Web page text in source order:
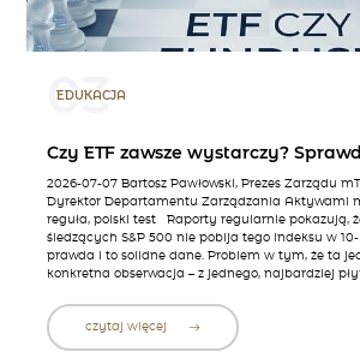
03
EDUKACJA
Czy ETF zawsze wystarczy?
2026-07-07 Bartosz Pawłowski, Prezes Zarządu
Dyrektor Departamentu Zarządzania Aktywami
reguła, polski test Raporty regularnie pokazują,
śledzących S&P 500 nie pobija tego indeksu w
prawda i to solidne dane. Problem w tym, że ta
konkretna obserwacja – z jednego, najbardziej
czytaj więcej